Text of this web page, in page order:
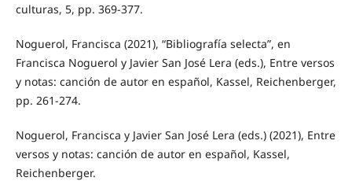
culturas, 5, pp. 369-377.
Noguerol, Francisca (2021), “Bibliografía selecta”, en
Francisca Noguerol y Javier San José Lera (eds.), Entre versos
y notas: canción de autor en español, Kassel, Reichenberger,
pp. 261-274.
Noguerol, Francisca y Javier San José Lera (eds.) (2021), Entre
versos y notas: canción de autor en español, Kassel,
Reichenberger.